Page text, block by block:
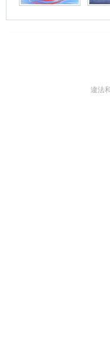
違法